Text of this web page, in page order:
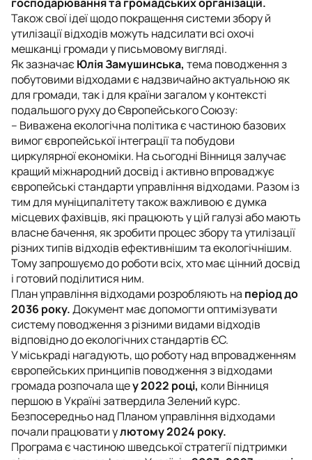
Також свої ідеї щодо покращення системи збору й
утилізації відходів можуть надсилати всі охочі
мешканці громади у письмовому вигляді.
Як зазначаєЮлія Замушинська, тема поводження з
побутовими відходами є надзвичайно актуальною як
для громади, так і для країни загалом у контексті
подальшого руху до Європейського Союзу:
– Виважена екологічна політика є частиною базових
вимог європейської інтеграції та побудови
циркулярної економіки. На сьогодні Вінниця залучає
кращий міжнародний досвід і активно впроваджує
європейські стандарти управління відходами. Разом із
тим для муніципалітету також важливою є думка
місцевих фахівців, які працюють у цій галузі або мають
власне бачення, як зробити процес збору та утилізації
різних типів відходів ефективнішим та екологічнішим.
Тому запрошуємо до роботи всіх, хто має цінний досвід
і готовий поділитися ним.
План управління відходами розробляють на період до
2036 року.Документ має допомогти оптимізувати
систему поводження з різними видами відходів
відповідно до екологічних стандартів ЄС.
У міськраді нагадують, що роботу над впровадженням
європейських принципів поводження з відходами
громада розпочала щеу 2022 році, коли Вінниця
першою в Україні затвердила Зелений курс.
Безпосередньо над Планом управління відходами
почали працювати улютому 2024 року.
Програма є частиною шведської стратегії підтримки